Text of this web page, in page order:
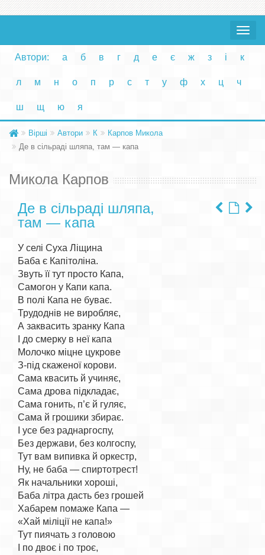
Toggle
Автори: а б в г д е є ж з і к
л м н о п р с т у ф х ц ч
ш щ ю я
Вірші Автори К
Карпов Микола
Де в сільраді шляпа, там — капа
Микола Карпов
Де в сільраді шляпа,
там — капа
У селі Суха Ліщина
Баба є Капітоліна.
Звуть її тут просто Капа,
Самогон у Капи капа.
В полі Капа не буває.
Трудоднів не виробляє,
А заквасить зранку Капа
І до смерку в неї капа
Молочко міцне цукрове
З-під скаженої корови.
Сама квасить й учиняє,
Сама дрова підкладає,
Сама гонить, п’є й гуляє,
Сама й грошики збирає.
І усе без раднаргоспу,
Без держави, без колгоспу,
Тут вам випивка й оркестр,
Ну, не баба — спиртотрест!
Як начальники хороші,
Баба літра дасть без грошей
Хабарем помаже Капа —
«Хай міліції не капа!»
Тут пиячать з головою
І по двоє і по троє,